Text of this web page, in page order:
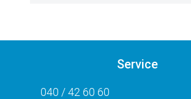
Service
040 / 42 60 60